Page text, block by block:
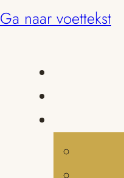
Ga naar voettekst